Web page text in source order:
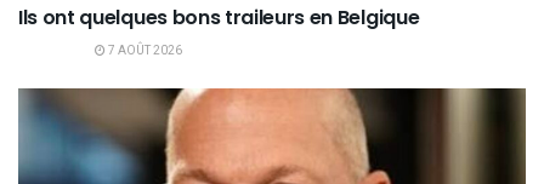
Ils ont quelques bons traileurs en Belgique
7 AOÛT 2026